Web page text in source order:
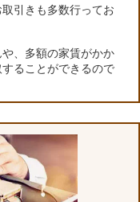
引きも多数行ってお
、多額の家賃がかか
ることができるので